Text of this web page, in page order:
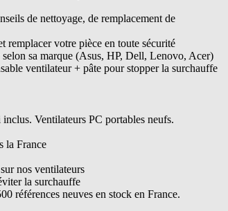
de nettoyage, de remplacement de
votre pièce en toute sécurité
sa marque (Asus, HP, Dell, Lenovo, Acer)
ventilateur + pâte pour stopper la surchauffe
Ventilateurs PC portables neufs.
la France
nos ventilateurs
la surchauffe
références neuves en stock en France.